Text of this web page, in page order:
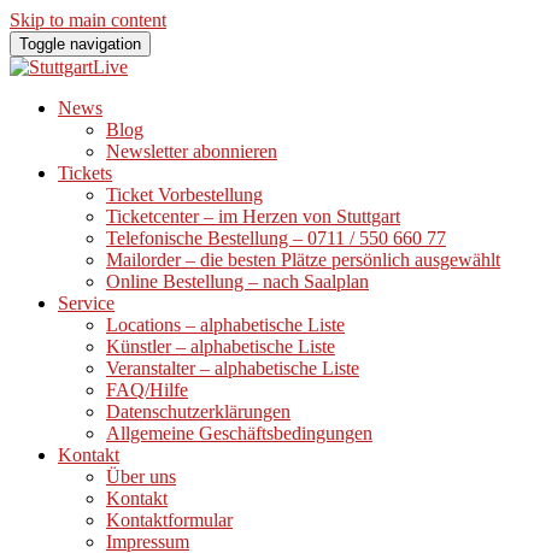
Skip to main content
Toggle navigation
News
Blog
Newsletter abonnieren
Tickets
Ticket Vorbestellung
Ticketcenter – im Herzen von Stuttgart
Telefonische Bestellung – 0711 / 550 660 77
Mailorder – die besten Plätze persönlich ausgewählt
Online Bestellung – nach Saalplan
Service
Locations – alphabetische Liste
Künstler – alphabetische Liste
Veranstalter – alphabetische Liste
FAQ/Hilfe
Datenschutzerklärungen
Allgemeine Geschäftsbedingungen
Kontakt
Über uns
Kontakt
Kontaktformular
Impressum